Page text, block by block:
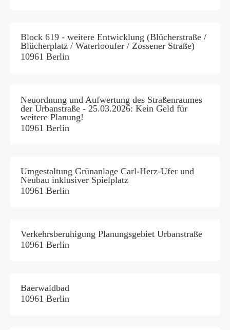
Block 619 - weitere Entwicklung (Blücherstraße /
Blücherplatz / Waterlooufer / Zossener Straße)
10961 Berlin
Neuordnung und Aufwertung des Straßenraumes
der Urbanstraße - 25.03.2026: Kein Geld für
weitere Planung!
10961 Berlin
Umgestaltung Grünanlage Carl-Herz-Ufer und
Neubau inklusiver Spielplatz
10961 Berlin
Verkehrsberuhigung Planungsgebiet Urbanstraße
10961 Berlin
Baerwaldbad
10961 Berlin